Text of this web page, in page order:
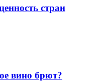
стран
вино брют?